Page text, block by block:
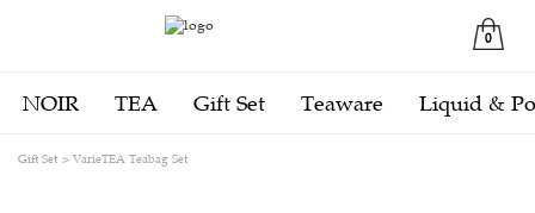
0
NOIR TEA Gift Set Teaware Liquid &
Gift Set VarieTEA Teabag Set